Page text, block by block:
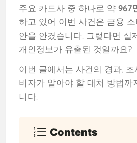
주요 카드사 중 하나로 약 967
하고 있어 이번 사건은 금융
안을 안겼습니다. 그렇다면 실
개인정보가 유출된 것일까요?
이번 글에서는 사건의 경과,
비자가 알아야 할 대처 방법까
니다.
Contents